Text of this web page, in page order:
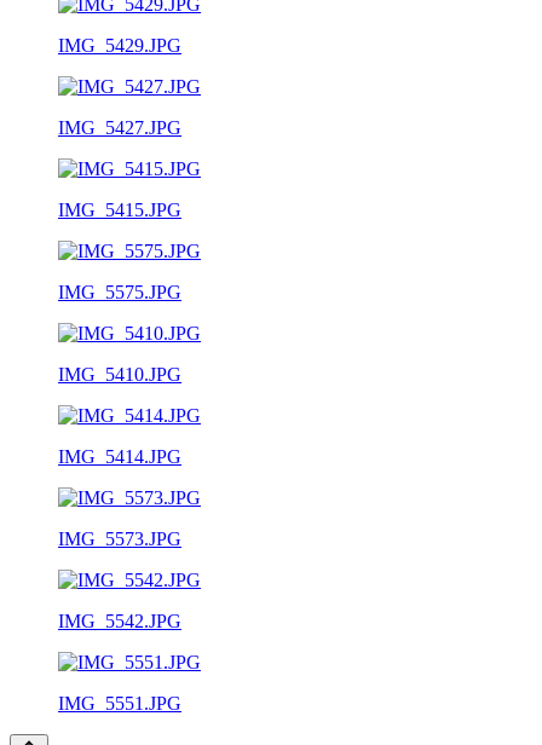
IMG_5429.JPG
IMG_5427.JPG
IMG_5415.JPG
IMG_5575.JPG
IMG_5410.JPG
IMG_5414.JPG
IMG_5573.JPG
IMG_5542.JPG
IMG_5551.JPG